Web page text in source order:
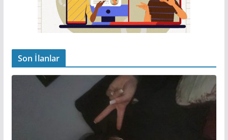
Son İlanlar